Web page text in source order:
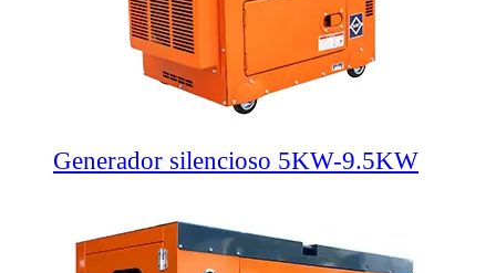
Generador silencioso 5KW-9.5KW